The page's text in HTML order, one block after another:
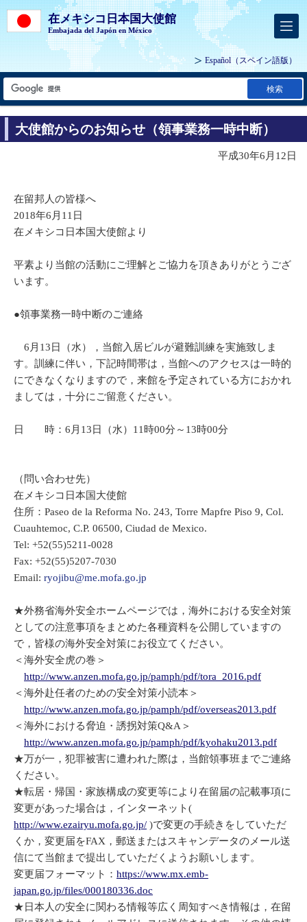
在メキシコ日本国大使館
Embajada del Japón en México
Español（スペイン語版）
検索
大使館からのお知らせ（領事業務一時中断）
平成30年6月12日
在留邦人の皆様へ
2018年6月11日
在メキシコ日本国大使館より
平素より当館の活動にご理解とご協力を頂きありがとうござ
います。
●領事業務一時中断のご連絡
6月13日（水），当館入居ビルが避難訓練を実施致しま
す。訓練に伴い，下記時間帯は，当館へのアクセスは一時的
にできなくなりますので，来館を予定されている方におかれ
ましては，十分にご留意ください。
日 時：6月13日（水）11時00分～13時00分
（問い合わせ先）
在メキシコ日本国大使館
住所：Paseo de la Reforma No. 243, Torre Mapfre Piso 9, Col.
Cuauhtemoc, C.P. 06500, Ciudad de Mexico.
Tel: +52(55)5211-0028
Fax: +52(55)5207-7030
Email: ryojibu@me.mofa.go.jp
★外務省海外安全ホームページでは，海外における安全対策
としての注意事項をまとめた各種資料を公開していますの
で，皆様の海外安全対策にお役立てください。
＜海外安全虎の巻＞
http://www.anzen.mofa.go.jp/pamph/pdf/tora_2016.pdf
＜海外赴任者のための安全対策小読本＞
http://www.anzen.mofa.go.jp/pamph/pdf/overseas2013.pdf
＜海外における脅迫・誘拐対策Q&A＞
http://www.anzen.mofa.go.jp/pamph/pdf/kyohaku2013.pdf
★万が一，犯罪被害に遭われた際は，当館領事班までご連絡
ください。
★転居・帰国・家族構成の変更等により在留届の記載事項に
変更があった場合は，インターネット(
http://www.ezairyu.mofa.go.jp/ )で変更の手続きをしていただ
くか，変更届をFAX，郵送またはスキャンデータのメール送
信にて当館まで提出していただくようお願いします。
変更届フォーマット： https://www.mx.emb-
japan.go.jp/files/000180336.doc
★日本人の安全に関わる情報等広く周知すべき情報は，在留